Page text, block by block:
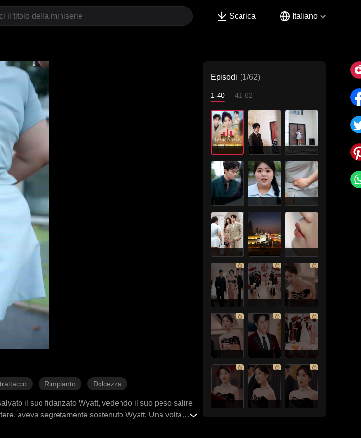
Scarica Italiano
Rimpianto Dolcezza
il suo fidanzato Wyatt, vedendo il suo peso salire
aveva segretamente sostenuto Wyatt. Una volta
Episodi (1/62)
1-40 41-62